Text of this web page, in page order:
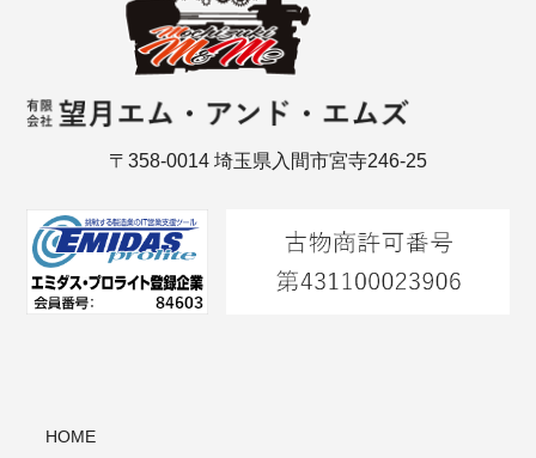
〒358-0014 埼玉県入間市宮寺246-25
HOME